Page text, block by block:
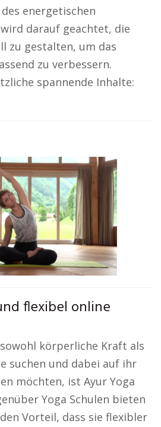
energetischen
darauf geachtet, die
zu gestalten, um das
zu verbessern.
spannende Inhalte:
flexibel online
körperliche Kraft als
suchen und dabei auf ihr
möchten, ist Ayur Yoga
Yoga Schulen bieten
Vorteil, dass sie flexibler